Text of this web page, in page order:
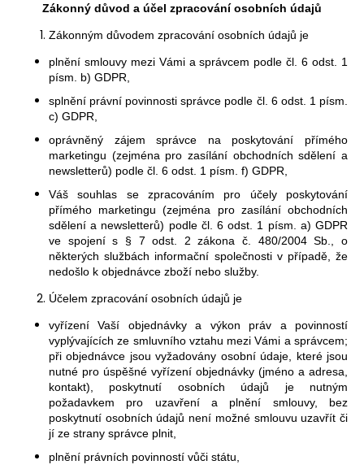
Zákonný důvod a účel zpracování osobních údajů
Zákonným důvodem zpracování osobních údajů je
plnění smlouvy mezi Vámi a správcem podle čl. 6 odst. 1
písm. b) GDPR,
splnění právní povinnosti správce podle čl. 6 odst. 1 písm.
c) GDPR,
oprávněný zájem správce na poskytování přímého
marketingu (zejména pro zasílání obchodních sdělení a
newsletterů) podle čl. 6 odst. 1 písm. f) GDPR,
Váš souhlas se zpracováním pro účely poskytování
přímého marketingu (zejména pro zasílání obchodních
sdělení a newsletterů) podle čl. 6 odst. 1 písm. a) GDPR
ve spojení s § 7 odst. 2 zákona č. 480/2004 Sb., o
některých službách informační společnosti v případě, že
nedošlo k objednávce zboží nebo služby.
Účelem zpracování osobních údajů je
vyřízení Vaší objednávky a výkon práv a povinností
vyplývajících ze smluvního vztahu mezi Vámi a správcem;
při objednávce jsou vyžadovány osobní údaje, které jsou
nutné pro úspěšné vyřízení objednávky (jméno a adresa,
kontakt), poskytnutí osobních údajů je nutným
požadavkem pro uzavření a plnění smlouvy, bez
poskytnutí osobních údajů není možné smlouvu uzavřít či
jí ze strany správce plnit,
plnění právních povinností vůči státu,
MURO
269